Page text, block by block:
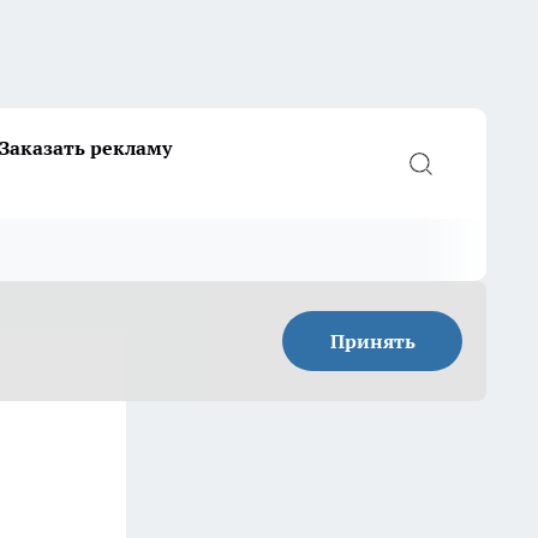
Заказать рекламу
Принять